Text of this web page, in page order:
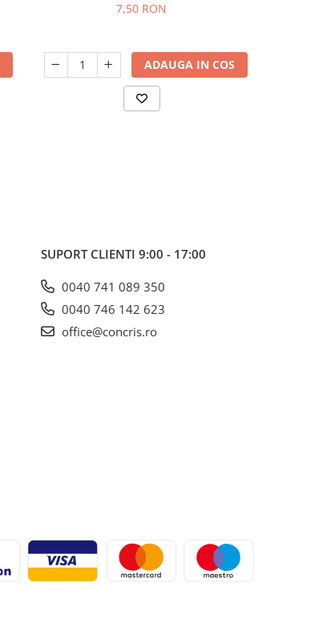
7,50 RON
ADAUGA IN COS
SUPORT CLIENTI 9:00 - 17:00
0040 741 089 350
0040 746 142 623
office@concris.ro